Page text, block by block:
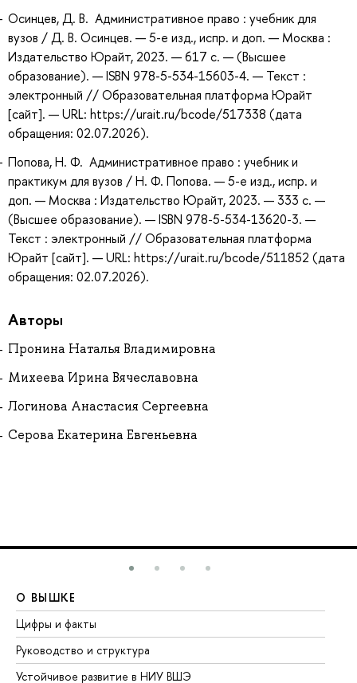
Осинцев, Д. В. Административное право : учебник для
вузов / Д. В. Осинцев. — 5-е изд., испр. и доп. — Москва :
Издательство Юрайт, 2023. — 617 с. — (Высшее
образование). — ISBN 978-5-534-15603-4. — Текст :
электронный // Образовательная платформа Юрайт
[сайт]. — URL: https://urait.ru/bcode/517338 (дата
обращения: 02.07.2026).
Попова, Н. Ф. Административное право : учебник и
практикум для вузов / Н. Ф. Попова. — 5-е изд., испр. и
доп. — Москва : Издательство Юрайт, 2023. — 333 с. —
(Высшее образование). — ISBN 978-5-534-13620-3. —
Текст : электронный // Образовательная платформа
Юрайт [сайт]. — URL: https://urait.ru/bcode/511852 (дата
обращения: 02.07.2026).
Авторы
Пронина Наталья Владимировна
Михеева Ирина Вячеславовна
Логинова Анастасия Сергеевна
Серова Екатерина Евгеньевна
О ВЫШКЕ
Цифры и факты
Руководство и структура
Устойчивое развитие в НИУ ВШЭ